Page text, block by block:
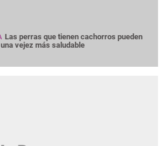
Las perras que tienen cachorros pueden
vejez más saludable